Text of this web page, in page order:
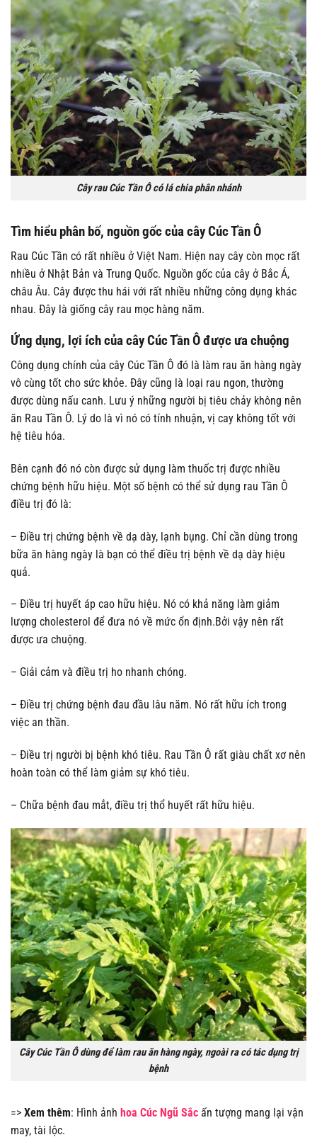
Cây rau Cúc Tần Ô có lá chia phân nhánh
Tìm hiểu phân bố, nguồn gốc của cây Cúc Tần Ô
Rau Cúc Tần có rất nhiều ở Việt Nam. Hiện nay cây còn mọc rất
nhiều ở Nhật Bản và Trung Quốc. Nguồn gốc của cây ở Bắc Á,
châu Âu. Cây được thu hái với rất nhiều những công dụng khác
nhau. Đây là giống cây rau mọc hàng năm.
Ứng dụng, lợi ích của cây Cúc Tần Ô được ưa chuộng
Công dụng chính của cây Cúc Tần Ô đó là làm rau ăn hàng ngày
vô cùng tốt cho sức khỏe. Đây cũng là loại rau ngon, thường
được dùng nấu canh. Lưu ý những người bị tiêu chảy không nên
ăn Rau Tần Ô. Lý do là vì nó có tính nhuận, vị cay không tốt với
hệ tiêu hóa.
Bên cạnh đó nó còn được sử dụng làm thuốc trị được nhiều
chứng bệnh hữu hiệu. Một số bệnh có thể sử dụng rau Tần Ô
điều trị đó là:
– Điều trị chứng bệnh về dạ dày, lạnh bụng. Chỉ cần dùng trong
bữa ăn hàng ngày là bạn có thể điều trị bệnh về dạ dày hiệu
quả.
– Điều trị huyết áp cao hữu hiệu. Nó có khả năng làm giảm
lượng cholesterol để đưa nó về mức ổn định.Bởi vậy nên rất
được ưa chuộng.
– Giải cảm và điều trị ho nhanh chóng.
– Điều trị chứng bệnh đau đầu lâu năm. Nó rất hữu ích trong
việc an thần.
– Điều trị người bị bệnh khó tiêu. Rau Tần Ô rất giàu chất xơ nên
hoàn toàn có thể làm giảm sự khó tiêu.
– Chữa bệnh đau mắt, điều trị thổ huyết rất hữu hiệu.
Cây Cúc Tần Ô dùng để làm rau ăn hàng ngày, ngoài ra có tác dụng trị
bệnh
=> Xem thêm: Hình ảnh hoa Cúc Ngũ Sắc ấn tượng mang lại vận
may, tài lộc.